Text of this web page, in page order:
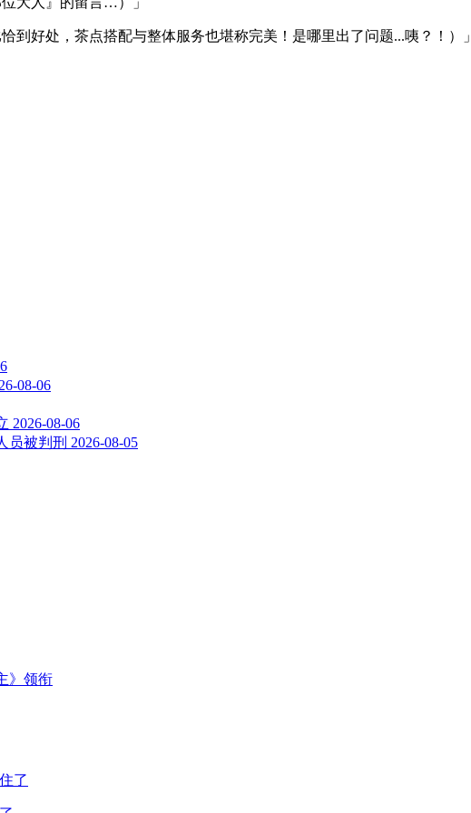
到好处，茶点搭配与整体服务也堪称完美！是哪里出了问题...咦？！）」
08-06
2026-08-06
员被判刑 2026-08-05
》领衔